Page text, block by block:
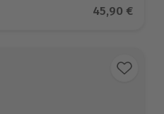
Aktueller
45,90 €